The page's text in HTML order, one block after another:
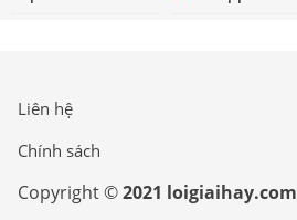
Liên hệ
Chính sách
Copyright ©2021 loigiaihay.com